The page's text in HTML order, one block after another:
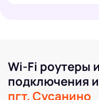
Wi-Fi роутеры
подключения
пгт. Сусанино